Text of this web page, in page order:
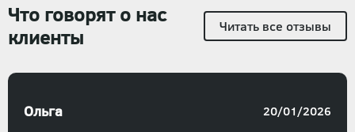
Что говорят о нас
клиенты
Читать все отзывы
Ольга 20/01/2026